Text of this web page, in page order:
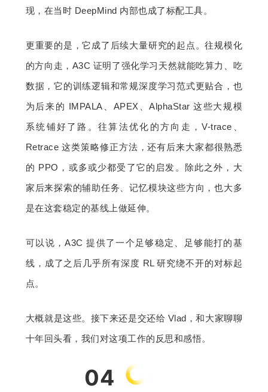
现，在当时 DeepMind 内部也成了标配工具。
更重要的是，它成了后续大量研究的起点。往规模化
的方向走，A3C 证明了强化学习天然就能吃算力、吃
数据，它的训练逻辑和常规深度学习范式更贴合，也
为后来的 IMPALA、APEX、AlphaStar 这些大规模
系统铺好了路。往算法优化的方向走，V-trace、
Retrace 这类策略修正方法，还有后来大家都很熟悉
的 PPO，或多或少都受了它的启发。除此之外，大
家后来探索的辅助任务、记忆模块这些方向，也大多
是在这套稳定的基线上做延伸。
可以说，A3C 提供了一个足够稳定、足够能打的基
线，成了之后几乎所有深度 RL 研究绕不开的对标起
点。
大概就是这些。接下来还是交还给 Vlad，和大家聊聊
十年回头看，我们对这项工作的反思和感悟。
04